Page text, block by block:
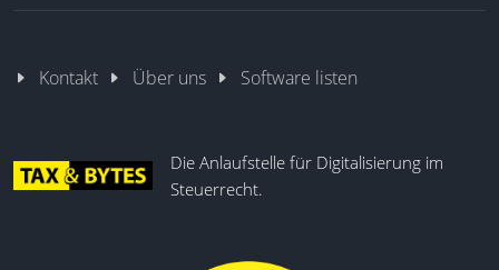
Kontakt Über uns Software listen
Die Anlaufstelle für Digitalisierung im
Steuerrecht.